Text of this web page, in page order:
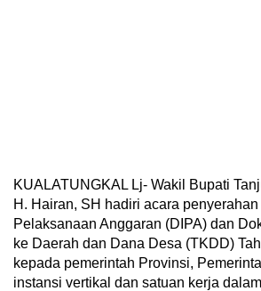
KUALATUNGKAL Lj- Wakil Bupati
H. Hairan, SH hadiri acara
Pelaksanaan Anggaran (DIPA) dan
ke Daerah dan Dana Desa (TKDD)
kepada pemerintah Provinsi,
instansi vertikal dan satuan kerja